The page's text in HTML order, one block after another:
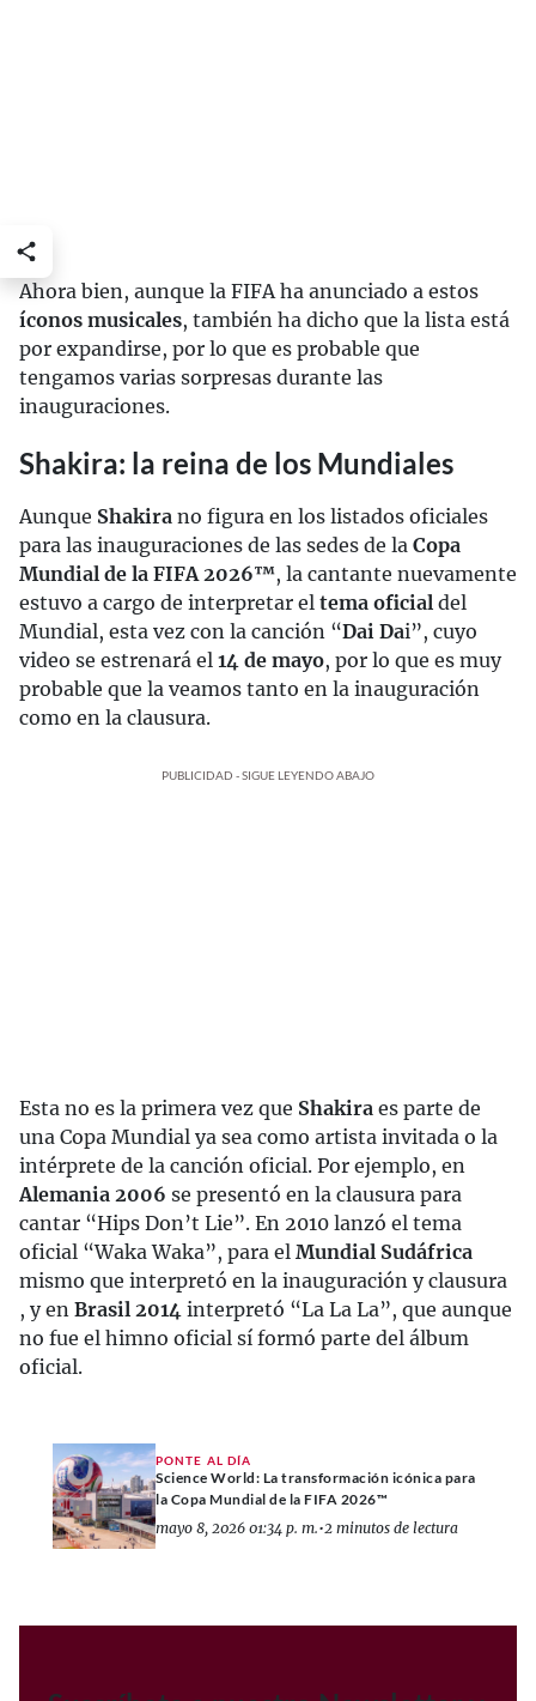
Ahora bien, aunque la FIFA ha anunciado a estos
íconos musicales, también ha dicho que la lista está
por expandirse, por lo que es probable que
tengamos varias sorpresas durante las
inauguraciones.
Shakira: la reina de los Mundiales
Aunque Shakira no figura en los listados oficiales
para las inauguraciones de las sedes de la Copa
Mundial de la FIFA 2026™, la cantante nuevamente
estuvo a cargo de interpretar el tema oficial del
Mundial, esta vez con la canción “Dai Dai”, cuyo
video se estrenará el 14 de mayo, por lo que es muy
probable que la veamos tanto en la inauguración
como en la clausura.
PUBLICIDAD - SIGUE LEYENDO ABAJO
Esta no es la primera vez que Shakira es parte de
una Copa Mundial ya sea como artista invitada o la
intérprete de la canción oficial. Por ejemplo, en
Alemania 2006 se presentó en la clausura para
cantar “Hips Don’t Lie”. En 2010 lanzó el tema
oficial “Waka Waka”, para el Mundial Sudáfrica
mismo que interpretó en la inauguración y clausura
, y en Brasil 2014 interpretó “La La La”, que aunque
no fue el himno oficial sí formó parte del álbum
oficial.
PONTE AL DÍA
Science World: La transformación icónica para
la Copa Mundial de la FIFA 2026™
mayo 8, 2026 01:34 p. m.•2 minutos de lectura